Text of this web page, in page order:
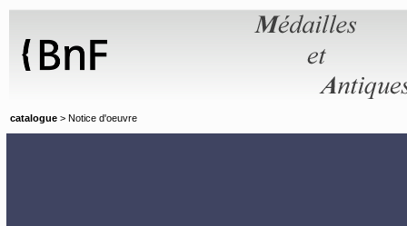
catalogue > Notice d'oeuvre